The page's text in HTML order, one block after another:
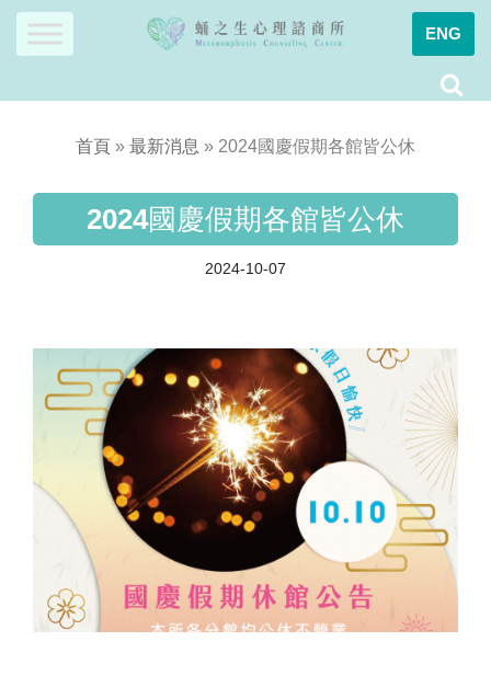
Skip
ENG
首頁 » 最新消息 » 2024國慶假期各館皆公休
2024國慶假期各館皆公休
2024-10-07